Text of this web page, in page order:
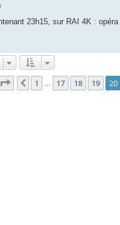
23h15, sur RAI 4K :
Page 20 sur 21
Précédente
1 17 18 19 20